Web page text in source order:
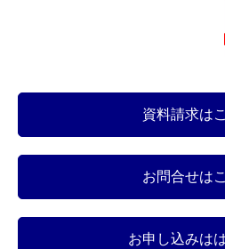
資料請求は
お問合せは
お申し込みは